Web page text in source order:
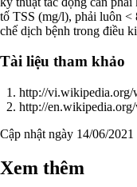
tố TSS (mg/l), phải luôn <
chế dịch bệnh trong điều
Tài liệu tham khảo
http://
http://
Cập nhật ngày 14/06/2021
Xem thêm